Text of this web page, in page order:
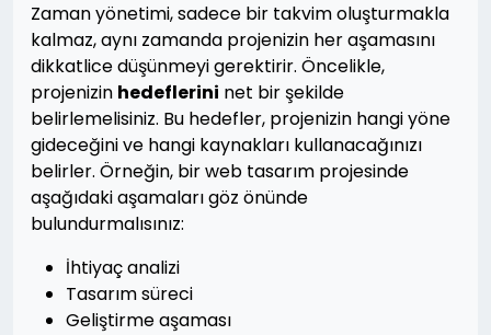
Zaman yönetimi, sadece bir takvim oluşturmakla
kalmaz, aynı zamanda projenizin her aşamasını
dikkatlice düşünmeyi gerektirir. Öncelikle,
projenizin hedeflerini net bir şekilde
belirlemelisiniz. Bu hedefler, projenizin hangi yöne
gideceğini ve hangi kaynakları kullanacağınızı
belirler. Örneğin, bir web tasarım projesinde
aşağıdaki aşamaları göz önünde
bulundurmalısınız:
İhtiyaç analizi
Tasarım süreci
Geliştirme aşaması